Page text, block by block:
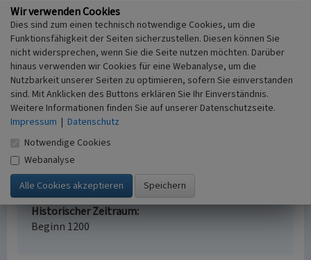
Katholische Pfarrkirche Sankt Martin in
Kesselheim
Schlagwörter
Pfarrkirche Saalkirche katholisch
Ort
Koblenz - Kesselheim
Fachsicht(en)
Kulturlandschaftspflege, Landeskunde
Erfassungsmaßstab
i.d.R. 1:5.000 (größer als 1:20.000)
Erfassungsmethode
Literaturauswertung, Geländebegehung/-
kartierung
Historischer Zeitraum
Beginn 1200
Wir verwenden Cookies
Dies sind zum einen technisch notwendige Cookies, um die
Funktionsfähigkeit der Seiten sicherzustellen. Diesen können Sie
nicht widersprechen, wenn Sie die Seite nutzen möchten. Darüber
hinaus verwenden wir Cookies für eine Webanalyse, um die
Nutzbarkeit unserer Seiten zu optimieren, sofern Sie einverstanden
sind. Mit Anklicken des Buttons erklären Sie Ihr Einverständnis.
Weitere Informationen finden Sie auf unserer Datenschutzseite.
Impressum | Datenschutz
Notwendige Cookies
Webanalyse